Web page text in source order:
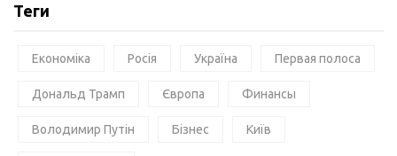
Теги
Економіка Росія Україна Первая полоса
Дональд Трамп Європа Финансы
Володимир Путін Бізнес Київ